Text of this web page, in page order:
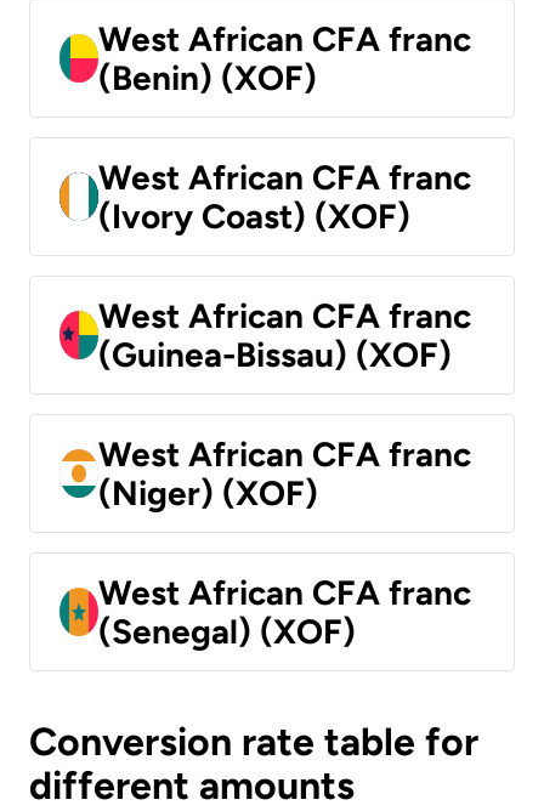
West African CFA franc
(Benin) (XOF)
West African CFA franc
(Ivory Coast) (XOF)
West African CFA franc
(Guinea-Bissau) (XOF)
West African CFA franc
(Niger) (XOF)
West African CFA franc
(Senegal) (XOF)
Conversion rate table for
different amounts